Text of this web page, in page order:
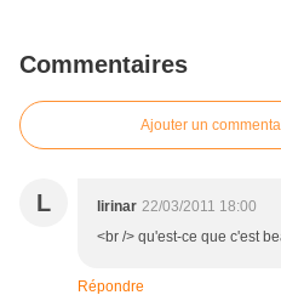
Commentaires
Ajouter un
L lirinar 22/03/2011 18:00
<br /> qu'est-ce que c'est
Répondre